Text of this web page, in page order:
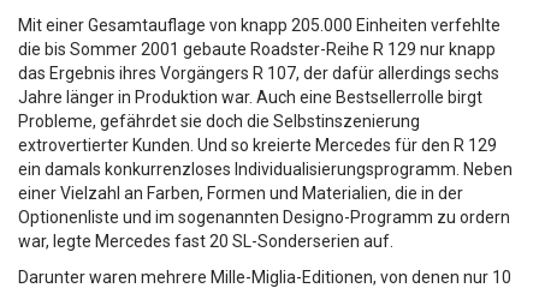
Mit einer Gesamtauflage von knapp 205.000 Einheiten verfehlte
die bis Sommer 2001 gebaute Roadster-Reihe R 129 nur knapp
das Ergebnis ihres Vorgängers R 107, der dafür allerdings sechs
Jahre länger in Produktion war. Auch eine Bestsellerrolle birgt
Probleme, gefährdet sie doch die Selbstinszenierung
extrovertierter Kunden. Und so kreierte Mercedes für den R 129
ein damals konkurrenzloses Individualisierungsprogramm. Neben
einer Vielzahl an Farben, Formen und Materialien, die in der
Optionenliste und im sogenannten Designo-Programm zu ordern
war, legte Mercedes fast 20 SL-Sonderserien auf.
Darunter waren mehrere Mille-Miglia-Editionen, von denen nur 10